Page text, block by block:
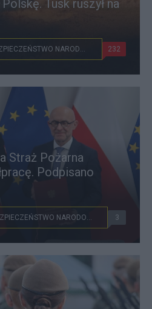
Tusk ruszył na
BEZPIECZEŃSTWO NARODOWE 232
Straż Pożarna
Podpisano
BEZPIECZEŃSTWO NARODOWE 3